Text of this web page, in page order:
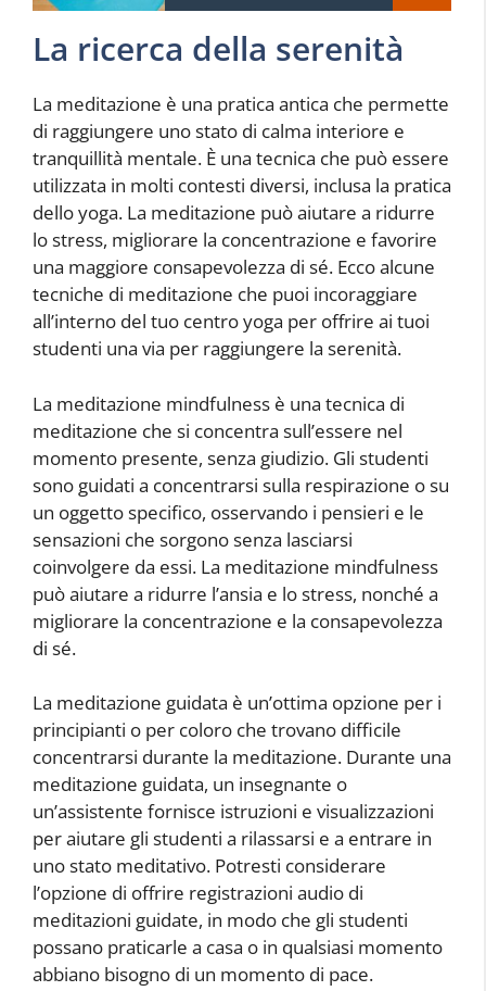
La ricerca della serenità
La meditazione è una pratica antica che permette
di raggiungere uno stato di calma interiore e
tranquillità mentale. È una tecnica che può essere
utilizzata in molti contesti diversi, inclusa la pratica
dello yoga. La meditazione può aiutare a ridurre
lo stress, migliorare la concentrazione e favorire
una maggiore consapevolezza di sé. Ecco alcune
tecniche di meditazione che puoi incoraggiare
all’interno del tuo centro yoga per offrire ai tuoi
studenti una via per raggiungere la serenità.
La meditazione mindfulness è una tecnica di
meditazione che si concentra sull’essere nel
momento presente, senza giudizio. Gli studenti
sono guidati a concentrarsi sulla respirazione o su
un oggetto specifico, osservando i pensieri e le
sensazioni che sorgono senza lasciarsi
coinvolgere da essi. La meditazione mindfulness
può aiutare a ridurre l’ansia e lo stress, nonché a
migliorare la concentrazione e la consapevolezza
di sé.
La meditazione guidata è un’ottima opzione per i
principianti o per coloro che trovano difficile
concentrarsi durante la meditazione. Durante una
meditazione guidata, un insegnante o
un’assistente fornisce istruzioni e visualizzazioni
per aiutare gli studenti a rilassarsi e a entrare in
uno stato meditativo. Potresti considerare
l’opzione di offrire registrazioni audio di
meditazioni guidate, in modo che gli studenti
possano praticarle a casa o in qualsiasi momento
abbiano bisogno di un momento di pace.